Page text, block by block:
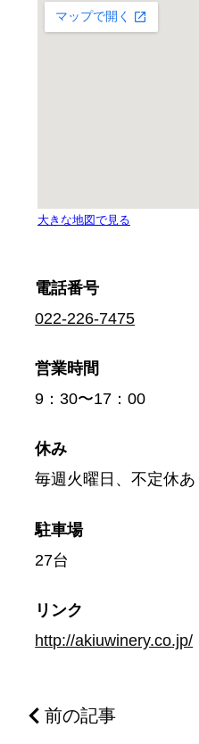
電話番号
022-226-7475
営業時間
9：30〜17：00
休み
毎週火曜日、不定休あ
駐車場
27台
リンク
http://akiuwinery.co.jp/
前の記事